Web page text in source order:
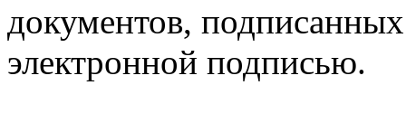
документов,
электронной подписью.